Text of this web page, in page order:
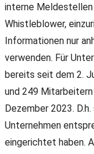
interne
Whistleblower,
Informationen nur
verwenden. Für
bereits seit dem 2.
und 249
Dezember 2023.
Unternehmen
eingerichtet haben.